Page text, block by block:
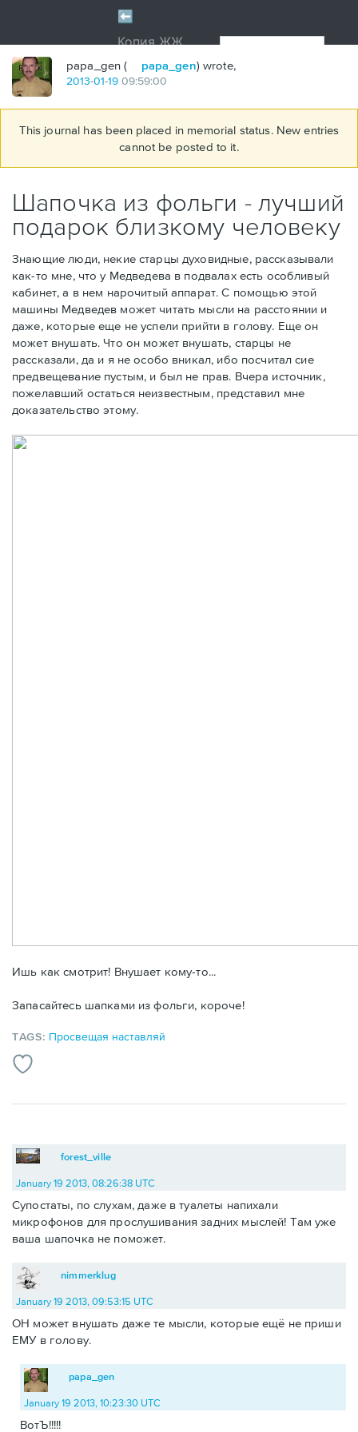
papa_gen ( papa_gen) wrote,
2013-01-19 09:59:00
This journal has been placed in memorial status. New entries
cannot be posted to it.
Шапочка из фольги - лучший
подарок близкому человеку
Знающие люди, некие старцы духовидные, рассказывали
как-то мне, что у Медведева в подвалах есть особливый
кабинет, а в нем нарочитый аппарат. С помощью этой
машины Медведев может читать мысли на расстоянии и
даже, которые еще не успели прийти в голову. Еще он
может внушать. Что он может внушать, старцы не
рассказали, да и я не особо вникал, ибо посчитал сие
предвещевание пустым, и был не прав. Вчера источник,
пожелавший остаться неизвестным, представил мне
доказательство этому.
Ишь как смотрит! Внушает кому-то...
Запасайтесь шапками из фольги, короче!
TAGS: Просвещая наставляй
forest_ville
January 19 2013, 08:26:38 UTC
Супостаты, по слухам, даже в туалеты напихали
микрофонов для прослушивания задних мыслей! Там уже
ваша шапочка не поможет.
nimmerklug
January 19 2013, 09:53:15 UTC
ОН может внушать даже те мысли, которые ещё не приши
ЕМУ в голову.
papa_gen
January 19 2013, 10:23:30 UTC
ВотЪ!!!!!